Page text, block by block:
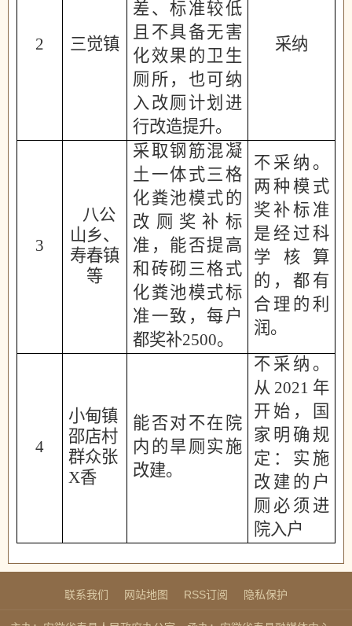
2 三觉镇
差、标准较低
且不具备无害
化效果的卫生
厕所，也可纳
入改厕计划进
行改造提升。
采纳
3
八公
山乡、
寿春镇
等
采取钢筋混凝
土一体式三格
化粪池模式的
改厕奖补标
准，能否提高
和砖砌三格式
化粪池模式标
准一致，每户
都奖补2500。
不采纳。
两种模式
奖补标准
是经过科
学核算
的，都有
合理的利
润。
4
小甸镇
邵店村
群众张
X香
能否对不在院
内的旱厕实施
改建。
不采纳。
从 2021年
开始，国
家明确规
定：实施
改建的户
厕 必须进
院入户
联系我们 网站地图 RSS订阅 隐私保护